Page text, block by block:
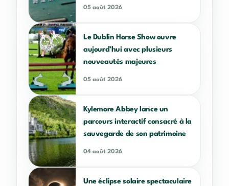
05 août 2026
Le Dublin Horse Show ouvre
aujourd’hui avec plusieurs
nouveautés majeures
05 août 2026
Kylemore Abbey lance un
parcours interactif consacré à la
sauvegarde de son patrimoine
04 août 2026
Une éclipse solaire spectaculaire